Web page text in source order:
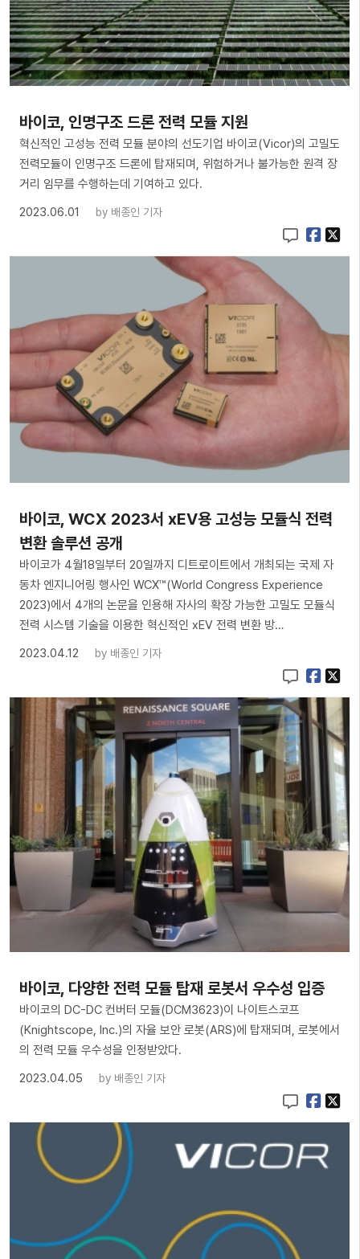
바이코, 인명구조 드론 전력 모듈 지원
혁신적인 고성능 전력 모듈 분야의 선도기업 바이코(Vicor)의 고밀도
전력모듈이 인명구조 드론에 탑재되며, 위험하거나 불가능한 원격 장
거리 임무를 수행하는데 기여하고 있다.
2023.06.01
by 배종인 기자
바이코, WCX 2023서 xEV용 고성능 모듈식 전력
변환 솔루션 공개
바이코가 4월18일부터 20일까지 디트로이트에서 개최되는 국제 자
동차 엔지니어링 행사인 WCX™(World Congress Experience
2023)에서 4개의 논문을 인용해 자사의 확장 가능한 고밀도 모듈식
전력 시스템 기술을 이용한 혁신적인 xEV 전력 변환 방…
2023.04.12
by 배종인 기자
​바이코, 다양한 전력 모듈 탑재 로봇서 우수성 입증
바이코의 DC-DC 컨버터 모듈(DCM3623)이 나이트스코프
(Knightscope, Inc.)의 자율 보안 로봇(ARS)에 탑재되며, 로봇에서
의 전력 모듈 우수성을 인정받았다.
2023.04.05
by 배종인 기자